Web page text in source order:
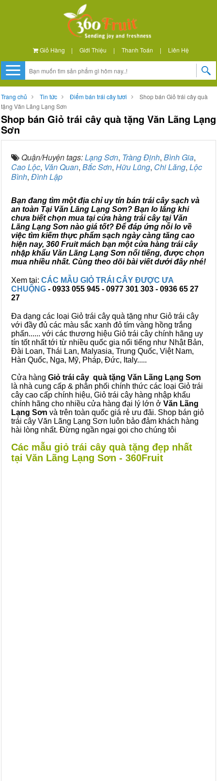
Giỏ Hàng | Giới Thiệu | Thanh Toán | Liên Hệ
Trang chủ Tin tức Điểm bán trái cây tươi
Shop bán Giỏ trái cây quà
tặng Văn Lãng Lạng Sơn
Shop bán Giỏ trái cây quà tặng Văn Lãng Lạng
Sơn
Quận/Huyện tags:Lạng Sơn, Tràng Định, Bình Gia,
Cao Lộc, Văn Quan, Bắc Sơn, Hữu Lũng, Chi Lăng, Lộc
Bình, Đình Lập
Bạn đang tìm một địa chỉ uy tín bán trái cây sạch và
an toàn Tại Văn Lãng Lạng Sơn? Bạn lo lắng khi
chưa biết chọn mua tại cửa hàng trái cây tại Văn
Lãng Lạng Sơn nào giá tốt? Để đáp ứng nỗi lo về
việc tìm kiếm thực phẩm sạch ngày càng tăng cao
hiện nay, 360 Fruit mách bạn một cửa hàng trái cây
nhập khẩu Văn Lãng Lạng Sơn nổi tiếng, được chọn
mua nhiều nhất. Cùng theo dõi bài viết dưới đây nhé!
Xem tại: CÁC MẪU GIỎ TRÁI CÂY ĐƯỢC ƯA
CHUỘNG - 0933 055 945 - 0977 301 303 - 0936 65 27
27
Đa dạng các loại Giỏ trái cây quà tặng như Giỏ trái cây
với đầy đủ các màu sắc xanh đỏ tím vàng hồng trắng
phấn...... với các thương hiệu Giỏ trái cây chính hãng uy
tín tốt nhất tới từ nhiều quốc gia nổi tiếng như Nhật Bản,
Đài Loan, Thái Lan, Malyasia, Trung Quốc, Việt Nam,
Hàn Quốc, Nga, Mỹ, Pháp, Đức, Italy.....
Cửa hàng Giỏ trái cây quà tặng Văn Lãng Lạng Sơn
là nhà cung cấp & phân phối chính thức các loại Giỏ trái
cây cao cấp chính hiệu, Giỏ trái cây hàng nhập khẩu
chính hãng cho nhiều cửa hàng đại lý lớn ở Văn Lãng
Lạng Sơn và trên toàn quốc giá rẻ ưu đãi. Shop bán giỏ
trái cây Văn Lãng Lạng Sơn luôn bảo đảm khách hàng
hài lòng nhất. Đừng ngần ngại gọi cho chúng tôi
Các mẫu giỏ trái cây quà tặng đẹp nhất
tại Văn Lãng Lạng Sơn - 360Fruit